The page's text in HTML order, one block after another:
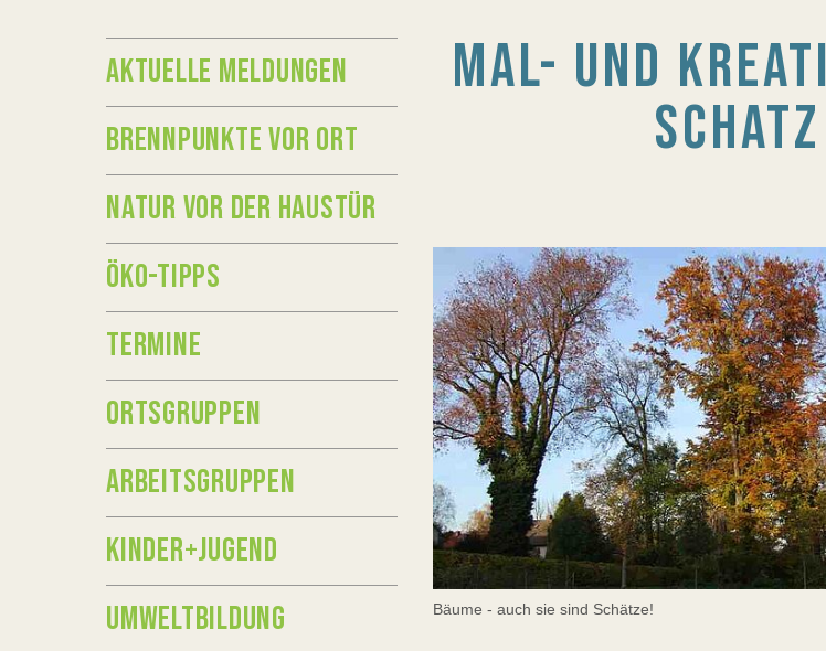
MAL- UND
Bäume - auch sie sind Schätze!
AKTUELLE MELDUNGEN
BRENNPUNKTE VOR ORT
NATUR VOR DER HAUSTÜR
ÖKO-TIPPS
TERMINE
ORTSGRUPPEN
ARBEITSGRUPPEN
KINDER+JUGEND
UMWELTBILDUNG